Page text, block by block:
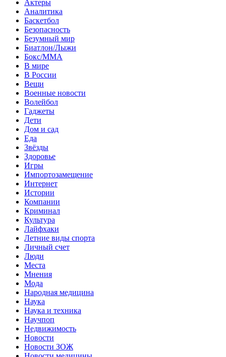
Актеры
Аналитика
Баскетбол
Безопасность
Безумный мир
Биатлон/Лыжи
Бокс/MMA
В мире
В России
Вещи
Военные новости
Волейбол
Гаджеты
Дети
Дом и сад
Еда
Звёзды
Здоровье
Игры
Импортозамещение
Интернет
Истории
Компании
Криминал
Культура
Лайфхаки
Летние виды спорта
Личный счет
Люди
Места
Мнения
Мода
Народная медицина
Наука
Наука и техника
Научпоп
Недвижимость
Новости
Новости ЗОЖ